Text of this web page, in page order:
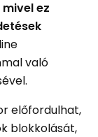
ez
való
előfordulhat,
blokkolását,